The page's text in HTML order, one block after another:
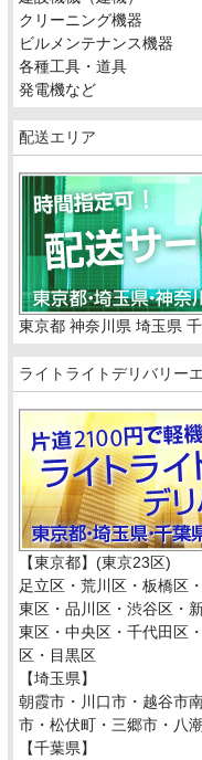
クリーニング機器
ビルメンテナンス機器
各種工具・道具
発電機など
配送エリア
東京都 神奈川県 埼玉県
ライトライトデリバリー
【東京都】(東京23区)
足立区・荒川区・板橋区
東区・品川区・渋谷区・
東区・中央区・千代田区
区・目黒区
【埼玉県】
朝霞市・川口市・越谷市
市・松伏町・三郷市・八
【千葉県】